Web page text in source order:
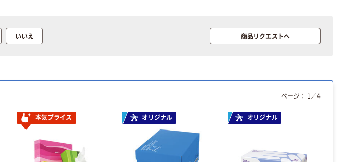
いいえ 商品リクエストへ
本気プライス オリジナル オリジナル
ページ： 1 ／4
衛門 「お茶、どう
富士フイルム チ
ェキ専用フィル
ム INSTAX MINI